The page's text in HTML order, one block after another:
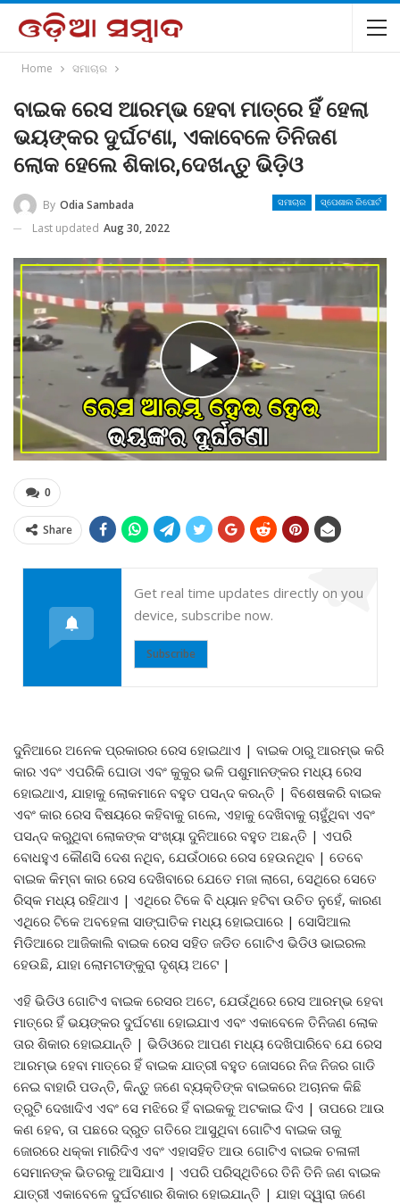
Home ସମାଚାର
ବାଇକ ରେସ ଆରମ୍ଭ ହେବା ମାତ୍ରେ ହିଁ ହେଲା
ଭୟଙ୍କର ଦୁର୍ଘଟଣା, ଏକାବେଳେ ତିନିଜଣ
ଲୋକ ହେଲେ ଶିକାର,ଦେଖନ୍ତୁ ଭିଡ଼ିଓ
ସମାଚାର ସ୍ପେଶାଲ ରିପୋର୍ଟ
By Odia Sambada
Last updated Aug 30, 2022
0
Share
Get real time updates directly on you
device, subscribe now.
Subscribe
ଦୁନିଆରେ ଅନେକ ପ୍ରକାରର ରେସ ହୋଇଥାଏ | ବାଇକ ଠାରୁ ଆରମ୍ଭ କରି
କାର ଏବଂ ଏପରିକି ଘୋଡା ଏବଂ କୁକୁର ଭଳି ପଶୁମାନଙ୍କର ମଧ୍ୟ ରେସ
ହୋଇଥାଏ, ଯାହାକୁ ଲୋକମାନେ ବହୁତ ପସନ୍ଦ କରନ୍ତି | ବିଶେଷକରି ବାଇକ
ଏବଂ କାର ରେସ ବିଷୟରେ କହିବାକୁ ଗଲେ, ଏହାକୁ ଦେଖିବାକୁ ଚାହୁଁଥିବା ଏବଂ
ପସନ୍ଦ କରୁଥିବା ଲୋକଙ୍କ ସଂଖ୍ୟା ଦୁନିଆରେ ବହୁତ ଅଛନ୍ତି | ଏପରି
ବୋଧହୁଏ କୌଣସି ଦେଶ ନଥିବ, ଯେଉଁଠାରେ ରେସ ହେଉନଥିବ | ତେବେ
ବାଇକ କିମ୍ବା କାର ରେସ ଦେଖିବାରେ ଯେତେ ମଜା ଲାଗେ, ସେଥିରେ ସେତେ
ରିସ୍କ ମଧ୍ୟ ରହିଥାଏ | ଏଥିରେ ଟିକେ ବି ଧ୍ୟାନ ହଟିବା ଉଚିତ ନୁହେଁ, କାରଣ
ଏଥିରେ ଟିକେ ଅବହେଳା ସାଙ୍ଘାତିକ ମଧ୍ୟ ହୋଇପାରେ | ସୋସିଆଲ
ମିଡିଆରେ ଆଜିକାଲି ବାଇକ ରେସ ସହିତ ଜଡିତ ଗୋଟିଏ ଭିଡିଓ ଭାଇରଲ
ହେଉଛି, ଯାହା ଲୋମଟାଙ୍କୁରା ଦୃଶ୍ୟ ଅଟେ |
ଏହି ଭିଡିଓ ଗୋଟିଏ ବାଇକ ରେସର ଅଟେ, ଯେଉଁଥିରେ ରେସ ଆରମ୍ଭ ହେବା
ମାତ୍ରେ ହିଁ ଭୟଙ୍କର ଦୁର୍ଘଟଣା ହୋଇଯାଏ ଏବଂ ଏକାବେଳେ ତିନିଜଣ ଲୋକ
ତାର ଶିକାର ହୋଇଯାନ୍ତି | ଭିଡିଓରେ ଆପଣ ମଧ୍ୟ ଦେଖିପାରିବେ ଯେ ରେସ
ଆରମ୍ଭ ହେବା ମାତ୍ରେ ହିଁ ବାଇକ ଯାତ୍ରୀ ବହୁତ ଜୋସରେ ନିଜ ନିଜର ଗାଡି
ନେଇ ବାହାରି ପଡନ୍ତି, କିନ୍ତୁ ଜଣେ ବ୍ୟକ୍ତିଙ୍କ ବାଇକରେ ଅଚାନକ କିଛି
ତ୍ରୁଟି ଦେଖାଦିଏ ଏବଂ ସେ ମଝିରେ ହିଁ ବାଇକକୁ ଅଟକାଇ ଦିଏ | ତାପରେ ଆଉ
କଣ ହେବ, ତା ପଛରେ ଦ୍ରୁତ ଗତିରେ ଆସୁଥିବା ଗୋଟିଏ ବାଇକ ତାକୁ
ଜୋରରେ ଧକ୍କା ମାରିଦିଏ ଏବଂ ଏହାସହିତ ଆଉ ଗୋଟିଏ ବାଇକ ଚଳାଳୀ
ସେମାନଙ୍କ ଭିତରକୁ ଆସିଯାଏ | ଏପରି ପରିସ୍ଥିତିରେ ତିନି ତିନି ଜଣ ବାଇକ
ଯାତ୍ରୀ ଏକାବେଳେ ଦୁର୍ଘଟଣାର ଶିକାର ହୋଇଯାନ୍ତି | ଯାହା ଦ୍ୱାରା ଜଣେ